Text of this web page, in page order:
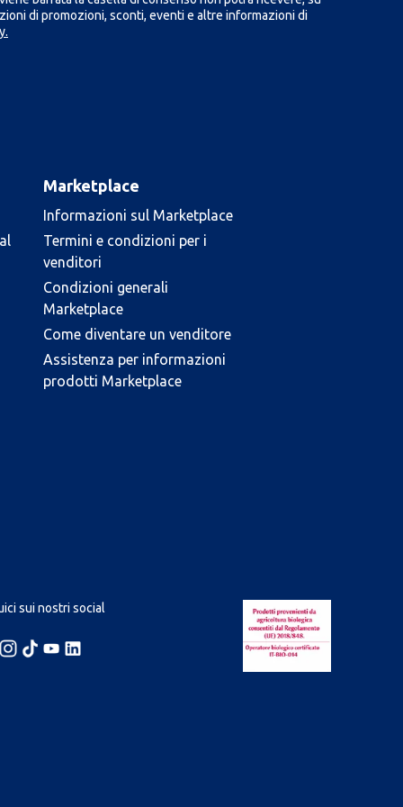
di promozioni, sconti, eventi e altre informazioni di
Marketplace
Informazioni sul Marketplace
Termini e condizioni per i
venditori
Condizioni generali
Marketplace
Come diventare un venditore
Assistenza per informazioni
prodotti Marketplace
sui nostri social